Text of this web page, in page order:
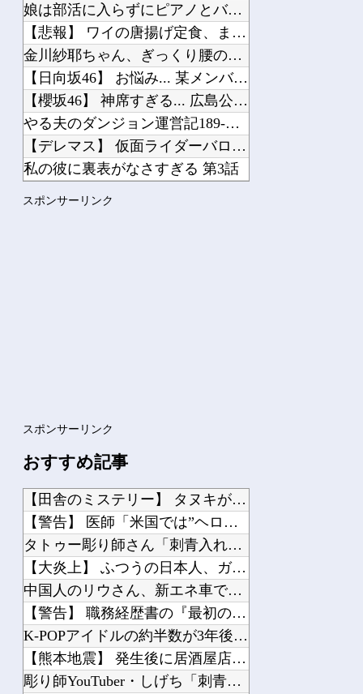
娘は部活に入らずにピアノとバレエを続けてる。ところが、塾で「今年の合唱コン伴奏は...
【悲報】 ワイの唐揚げ定食、まだ来ない
金川紗耶ちゃん、ぎっくり腰のお知らせ…【乃木坂46】
【日向坂46】 お悩み... 某メンバーにある新規ファンが誕生していた
【櫻坂46】 神席すぎる... 広島公演1日目、終演後の様子がこちら【全国ツアー...
やる夫のダンジョン運営記189-雑談所ネタ 第123話「なぜなにキャス狐さん・世...
【デレマス】 仮面ライダーバロンＰ第２話「蒼翼の乙女」
私の彼に裏表がなさすぎる 第3話
スポンサーリンク
スポンサーリンク
おすすめ記事
【田舎のミステリー】 タヌキが人間に化ける説、これ多分マジ
【警告】 医師「米国では”ヘロインと同じくらいヤバい薬”が日本では平気で処方され...
タトゥー彫り師さん「刺青入れてる奴は全員バカです」→30万再生ｗｗｗｗｗｗ
【大炎上】 ふつうの日本人、ガチで滅びそう…
中国人のリウさん、新エネ車で国境越えたら遠隔操作で30時間ロックされる！
【警告】 職務経歴書の『最初の5行に書くべきこと』がこれ
K-POPアイドルの約半数が3年後には姿を消す…損益分岐点突破は4％未満
【熊本地震】 発生後に居酒屋店内から温泉が吹き出す ← これ前触れじゃね？
彫り師YouTuber・しげち「刺青タトゥー入れてる奴は全員バカです」「すごい民...